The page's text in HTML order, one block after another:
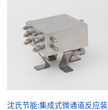
沈氏节能:集成式微通道反应装